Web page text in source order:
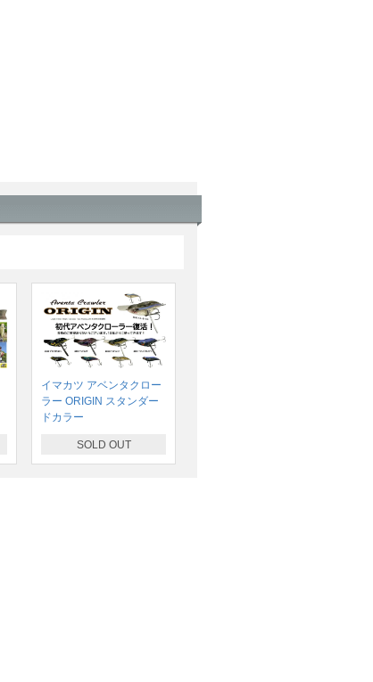
イマカツ アベンタクロー
ラー ORIGIN スタンダー
ドカラー
SOLD OUT